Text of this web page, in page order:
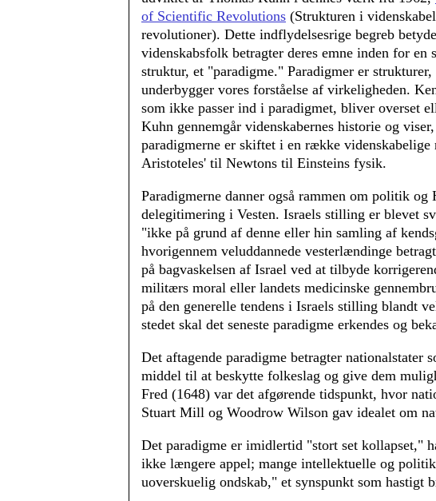
of Scientific Revolutions (Strukturen i
revolutioner). Dette indflydelsesrige begreb
videnskabsfolk betragter deres emne inden for en
struktur, et "paradigme." Paradigmer er strukturer,
underbygger vores forståelse af virkeligheden.
som ikke passer ind i paradigmet, bliver overset
Kuhn gennemgår videnskabernes historie og
paradigmerne er skiftet i en række
Aristoteles' til Newtons til Einsteins fysik.
Paradigmerne danner også rammen om politik og
delegitimering i Vesten. Israels stilling er blevet
"ikke på grund af denne eller hin samling af
hvorigennem veluddannede vesterlændinge
på bagvaskelsen af Israel ved at tilbyde
militærs moral eller landets medicinske
på den generelle tendens i Israels stilling blandt
stedet skal det seneste paradigme erkendes og
Det aftagende paradigme betragter nationalstater
middel til at beskytte folkeslag og give dem
Fred (1648) var det afgørende tidspunkt, hvor
Stuart Mill og Woodrow Wilson gav idealet om
Det paradigme er imidlertid "stort set kollapset,"
ikke længere appel; mange intellektuelle og
uoverskuelig ondskab," et synspunkt som hastigt